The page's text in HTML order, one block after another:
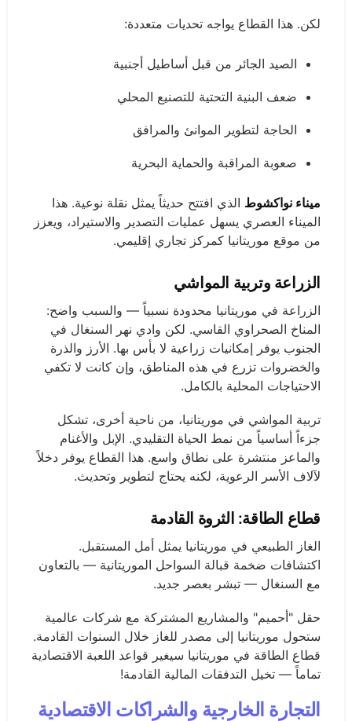
لكن. هذا القطاع يواجه تحديات متعددة:
الصيد الجائر من قبل أساطيل أجنبية
ضعف البنية التحتية للتصنيع المحلي
الحاجة لتطوير الموانئ والمرافق
صعوبة المراقبة والحماية البحرية
ميناء نواكشوط الذي افتتح حديثاً يمثل نقلة نوعية. هذا
الميناء العصري يسهل عمليات التصدير والاستيراد، ويعزز
من موقع موريتانيا كمركز تجاري إقليمي.
الزراعة وتربية المواشي
الزراعة في موريتانيا محدودة نسبياً — والسبب واضح:
المناخ الصحراوي القاسي. لكن وادي نهر السنغال في
الجنوب يوفر إمكانيات زراعية لا بأس بها. الأرز والذرة
والخضروات تزرع في هذه المناطق، وإن كانت لا تكفي
الاحتياجات المحلية بالكامل.
تربية المواشي في موريتانيا، من ناحية أخرى، تشكل
جزءاً أساسياً من نمط الحياة التقليدي. الإبل والأغنام
والماعز منتشرة على نطاق واسع. هذا القطاع يوفر دخلاً
لآلاف الأسر الرعوية، لكنه يحتاج لتطوير وتحديث.
قطاع الطاقة: الثروة القادمة
الغاز الطبيعي في موريتانيا يمثل أمل المستقبل.
اكتشافات ضخمة قبالة السواحل الموريتانية — بالتعاون
مع السنغال — تبشر بعصر جديد.
حقل "أحميم" والمشاريع المشتركة مع شركات عالمية
ستحول موريتانيا إلى مصدر للغاز خلال السنوات القادمة.
قطاع الطاقة في موريتانيا سيغير قواعد اللعبة الاقتصادية
تماماً — تخيل التدفقات المالية القادمة!
التجارة الخارجية والشراكات الاقتصادية